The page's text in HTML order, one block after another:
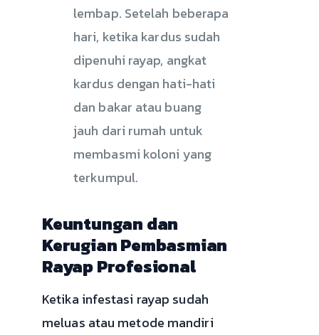
lembap. Setelah beberapa
hari, ketika kardus sudah
dipenuhi rayap, angkat
kardus dengan hati-hati
dan bakar atau buang
jauh dari rumah untuk
membasmi koloni yang
terkumpul.
Keuntungan dan
Kerugian Pembasmian
Rayap Profesional
Ketika infestasi rayap sudah
meluas atau metode mandiri